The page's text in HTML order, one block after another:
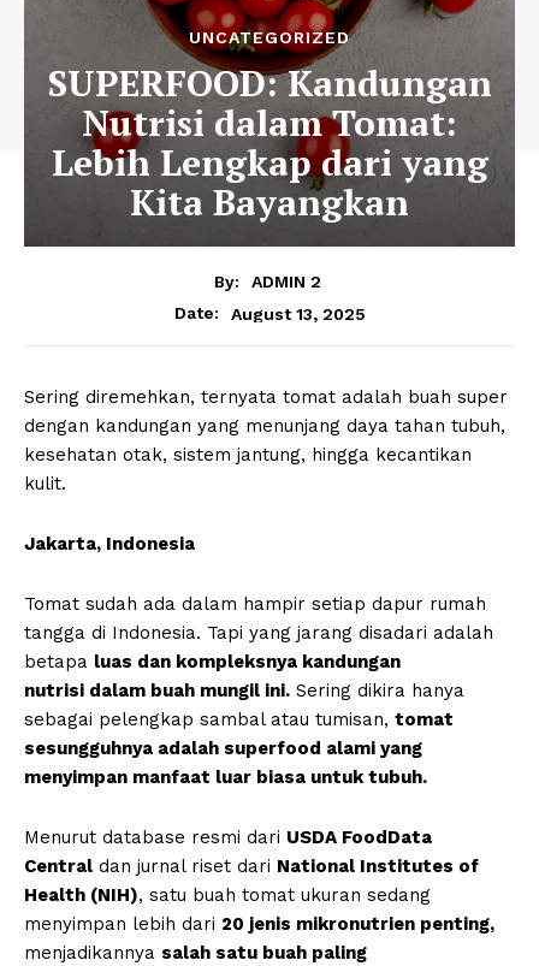
UNCATEGORIZED
SUPERFOOD: Kandungan
Nutrisi dalam Tomat:
Lebih Lengkap dari yang
Kita Bayangkan
By:
ADMIN 2
Date:
August 13, 2025
Sering diremehkan, ternyata tomat adalah buah super
dengan kandungan yang menunjang daya tahan tubuh,
kesehatan otak, sistem jantung, hingga kecantikan
kulit.
Jakarta, Indonesia
Tomat sudah ada dalam hampir setiap dapur rumah
tangga di Indonesia. Tapi yang jarang disadari adalah
betapa luas dan kompleksnya kandungan
nutrisi dalam buah mungil ini. Sering dikira hanya
sebagai pelengkap sambal atau tumisan, tomat
sesungguhnya adalah superfood alami yang
menyimpan manfaat luar biasa untuk tubuh.
Menurut database resmi dari USDA FoodData
Central dan jurnal riset dari National Institutes of
Health (NIH), satu buah tomat ukuran sedang
menyimpan lebih dari 20 jenis mikronutrien penting,
menjadikannya salah satu buah paling